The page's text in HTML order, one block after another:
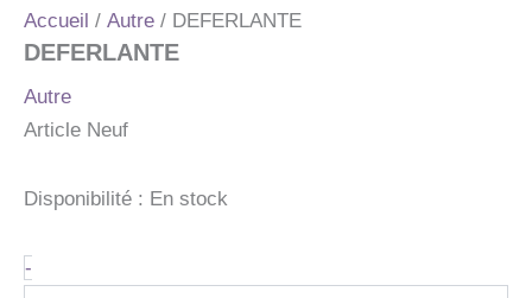
Accueil / Autre / DEFERLANTE
DEFERLANTE
Autre
Article Neuf
Disponibilité : En stock
-quantité
de